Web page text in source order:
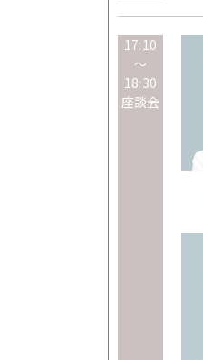
17:10
～
18:30
座談会